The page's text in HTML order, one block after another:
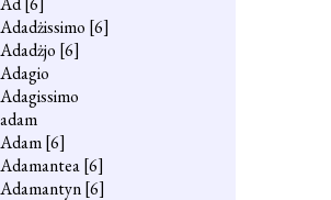
Adadżissimo [6]
Adadżjo [6]
Adagio
Adagissimo
adam
Adam[6]
Adamantea[6]
Adamantyn[6]